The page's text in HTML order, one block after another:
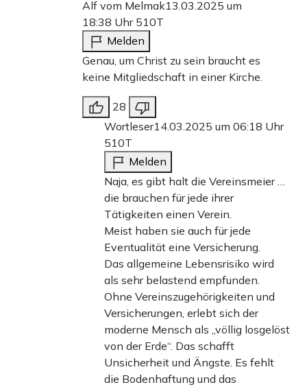
Alf vom Melmak13.03.2025 um
18:38 Uhr 510T
Melden
Genau, um Christ zu sein braucht es
keine Mitgliedschaft in einer Kirche.
28
Wortleser14.03.2025 um 06:18 Uhr
510T
Melden
Naja, es gibt halt die Vereinsmeier …
die brauchen für jede ihrer
Tätigkeiten einen Verein.
Meist haben sie auch für jede
Eventualität eine Versicherung.
Das allgemeine Lebensrisiko wird
als sehr belastend empfunden.
Ohne Vereinszugehörigkeiten und
Versicherungen, erlebt sich der
moderne Mensch als „völlig losgelöst
von der Erde“. Das schafft
Unsicherheit und Ängste. Es fehlt
die Bodenhaftung und das